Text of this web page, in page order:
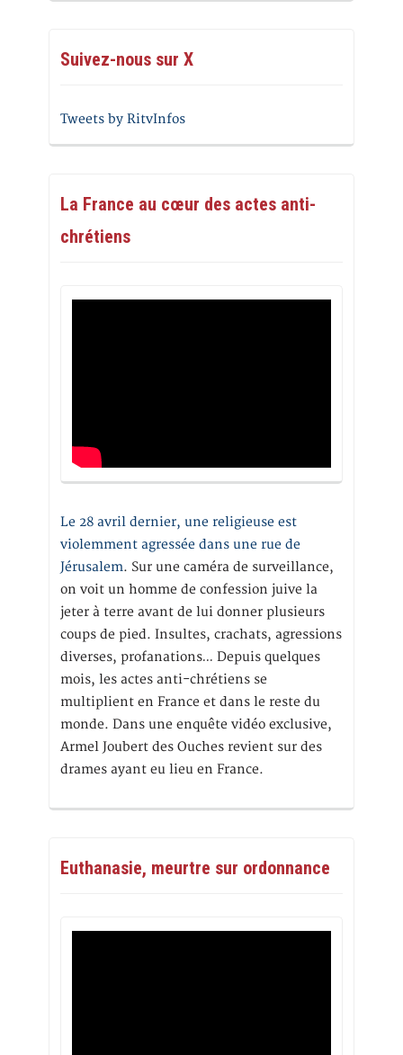
Suivez-nous sur X
Tweets by RitvInfos
La France au cœur des actes anti-
chrétiens
Le 28 avril dernier, une religieuse est
violemment agressée dans une rue de
Jérusalem. Sur une caméra de surveillance,
on voit un homme de confession juive la
jeter à terre avant de lui donner plusieurs
coups de pied. Insultes, crachats, agressions
diverses, profanations… Depuis quelques
mois, les actes anti-chrétiens se
multiplient en France et dans le reste du
monde. Dans une enquête vidéo exclusive,
Armel Joubert des Ouches revient sur des
drames ayant eu lieu en France.
Euthanasie, meurtre sur ordonnance